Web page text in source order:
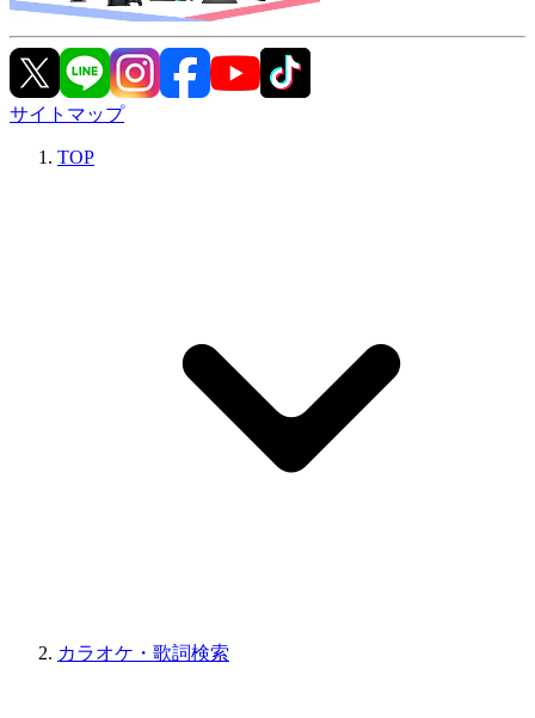
サイトマップ
TOP
カラオケ・歌詞検索